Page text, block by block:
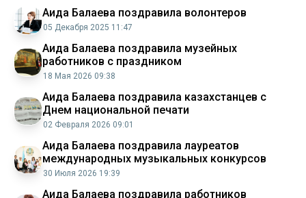
Аида Балаева поздравила волонтеров
05 Декабря 2025 11:47
Аида Балаева поздравила музейных
работников с праздником
18 Мая 2026 09:38
Аида Балаева поздравила казахстанцев с
Днем национальной печати
02 Февраля 2026 09:01
Аида Балаева поздравила лауреатов
международных музыкальных конкурсов
30 Июля 2026 19:39
Аида Балаева поздравила работников